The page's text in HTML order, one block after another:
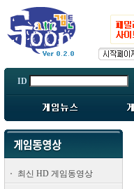
ID
최신 HD 게임동영상